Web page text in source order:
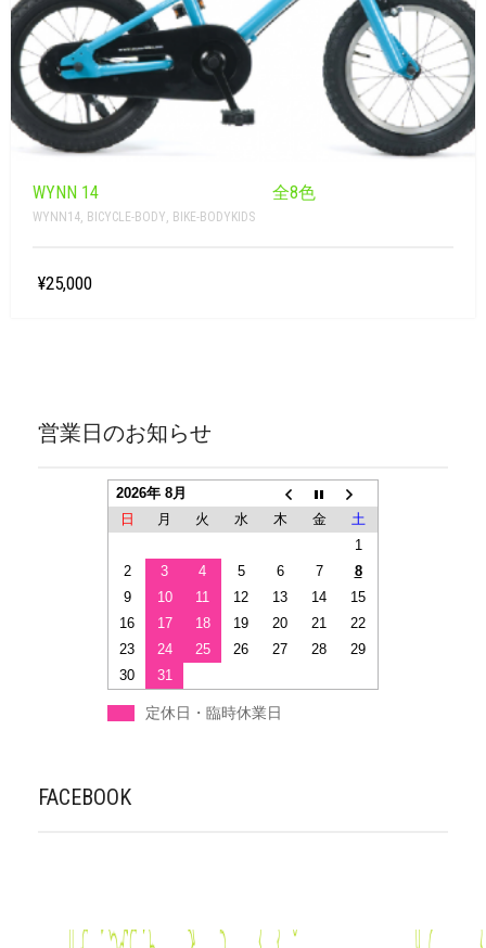
WYNN 14 全8色
WYNN14, BICYCLE-BODY, BIKE-BODYKIDS
¥25,000
営業日のお知らせ
2026年 8月
日
月 火 水 木 金
土
1
2
3 4 5 6 7
8
9
10 11 12 13 14
15
16
17 18 19 20 21
22
23
24 25 26 27 28
29
30
31
定休日・臨時休業日
FACEBOOK